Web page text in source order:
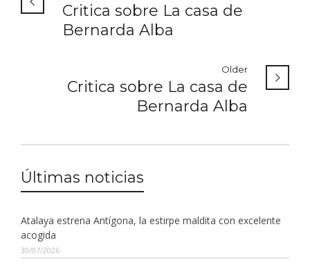
Critica sobre La casa de
Bernarda Alba
Older
Critica sobre La casa de
Bernarda Alba
Últimas noticias
Atalaya estrena Antígona, la estirpe maldita con excelente
acogida
30/07/2026